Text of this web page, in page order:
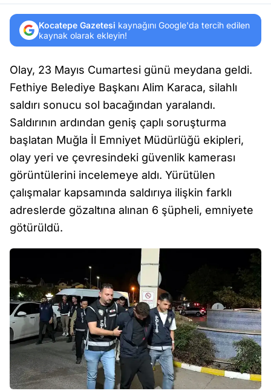
Kocatepe Gazetesi kaynağını Google'da tercih edilen
kaynak olarak ekleyin!
Olay, 23 Mayıs Cumartesi günü meydana geldi.
Fethiye Belediye Başkanı Alim Karaca, silahlı
saldırı sonucu sol bacağından yaralandı.
Saldırının ardından geniş çaplı soruşturma
başlatan Muğla İl Emniyet Müdürlüğü ekipleri,
olay yeri ve çevresindeki güvenlik kamerası
görüntülerini incelemeye aldı. Yürütülen
çalışmalar kapsamında saldırıya ilişkin farklı
adreslerde gözaltına alınan 6 şüpheli, emniyete
götürüldü.